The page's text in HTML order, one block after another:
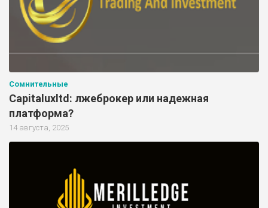
Сомнительные
Capitaluxltd: лжеброкер или надежная
платформа?
14 августа, 2025